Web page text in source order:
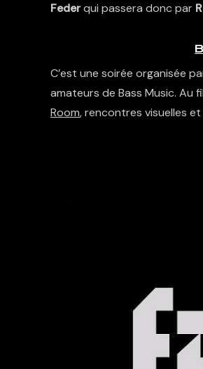
Federqui passera donc par
C’est une soirée organisée
amateurs de Bass Music. Au
Room, rencontres visuelles